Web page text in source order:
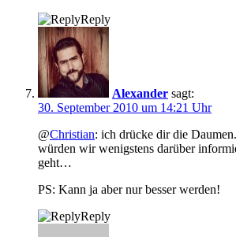
Reply
Alexander sagt:
30. September 2010 um 14:21 Uhr
@Christian: ich drücke dir die
würden wir wenigstens darüber
geht…
PS: Kann ja aber nur besser werden!
Reply